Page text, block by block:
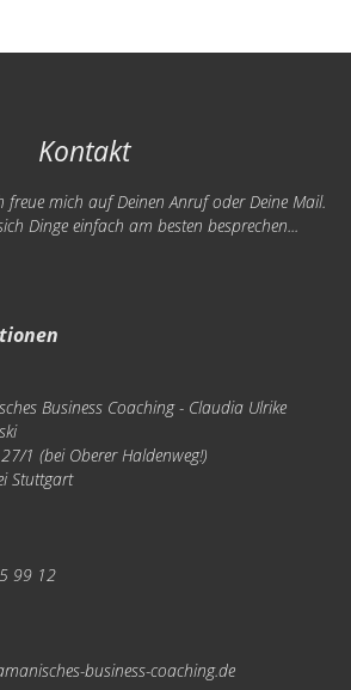
Kontakt
freue mich auf Deinen Anruf oder Deine Mail.
Dinge einfach am besten besprechen...
Business Coaching - Claudia Ulrike
1 (bei Oberer Haldenweg!)
Stuttgart
99 12
business-coaching.de